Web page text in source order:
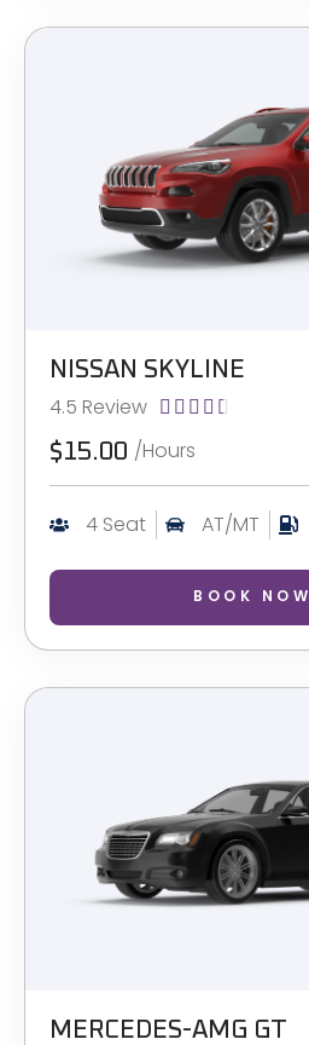
NISSAN SKYLINE
4.5 Review     
$15.00 /Hours
4 Seat AT/MT
BOOK NOW
MERCEDES-AMG GT